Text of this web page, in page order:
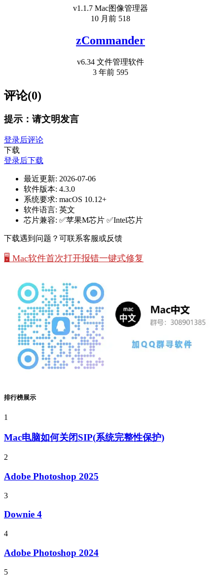
v1.1.7 Mac图像管理器
10 月前 518
zCommander
v6.34 文件管理软件
3 年前 595
评论(0)
提示：请文明发言
登录后评论
下载
登录后下载
最近更新: 2026-07-06
软件版本: 4.3.0
系统要求: macOS 10.12+
软件语言: 英文
芯片兼容: ✅苹果M芯片 ✅Intel芯片
下载遇到问题？可联系客服或反馈
🖥️ Mac软件首次打开报错一键式修复
排行榜展示
1
Mac电脑如何关闭SIP(系统完整性保护)
2
Adobe Photoshop 2025
3
Downie 4
4
Adobe Photoshop 2024
5